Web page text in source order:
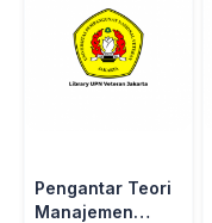
Pengantar Teori
Manajemen